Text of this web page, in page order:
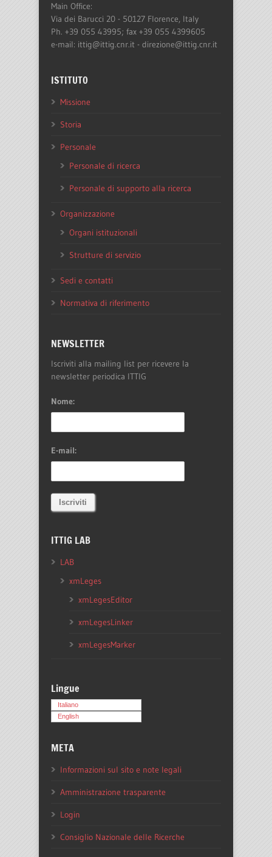
Main Office:
Via dei Barucci 20 - 50127 Florence, Italy
Ph. +39 055 43995; fax +39 055 4399605
e-mail: ittig@ittig.cnr.it - direzione@ittig.cnr.it
ISTITUTO
Missione
Storia
Personale
Personale di ricerca
Personale di supporto alla ricerca
Organizzazione
Organi istituzionali
Strutture di servizio
Sedi e contatti
Normativa di riferimento
NEWSLETTER
Iscriviti alla mailing list per ricevere la
newsletter periodica ITTIG
Nome:
E-mail:
ITTIG LAB
LAB
xmLeges
xmLegesEditor
xmLegesLinker
xmLegesMarker
Lingue
Italiano
English
META
Informazioni sul sito e note legali
Amministrazione trasparente
Login
Consiglio Nazionale delle Ricerche